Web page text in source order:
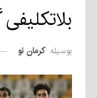
بوسیله کرمان نو